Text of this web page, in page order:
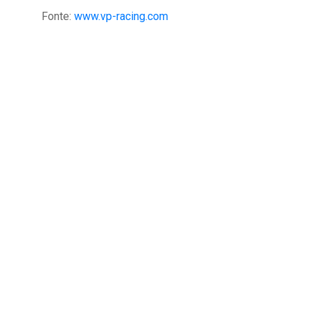
Fonte: www.vp-racing.com